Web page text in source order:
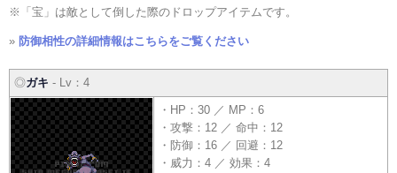
※「宝」は敵として倒した際のドロップアイテムです。
» 防御相性の詳細情報はこちらをご覧ください
◎ガキ - Lv：4
・HP：30 ／ MP：6
・攻撃：12 ／ 命中：12
・防御：16 ／ 回避：12
・威力：4 ／ 効果：4